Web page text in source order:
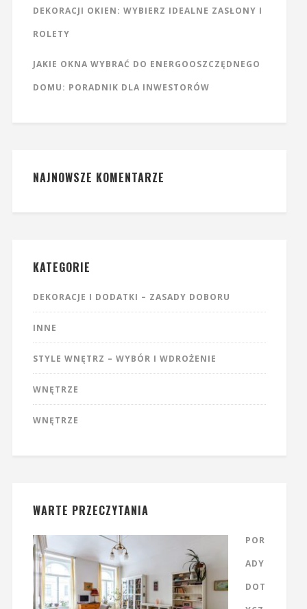
DEKORACJI OKIEN: WYBIERZ IDEALNE ZASŁONY I
ROLETY
JAKIE OKNA WYBRAĆ DO ENERGOOSZCZĘDNEGO
DOMU: PORADNIK DLA INWESTORÓW
NAJNOWSZE KOMENTARZE
KATEGORIE
DEKORACJE I DODATKI – ZASADY DOBORU
INNE
STYLE WNĘTRZ – WYBÓR I WDROŻENIE
WNĘTRZE
WNĘTRZE
WARTE PRZECZYTANIA
POR
ADY
DOT